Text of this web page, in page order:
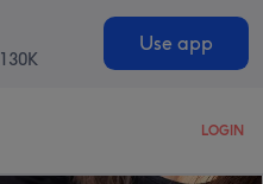
130K
Use app
LOGIN